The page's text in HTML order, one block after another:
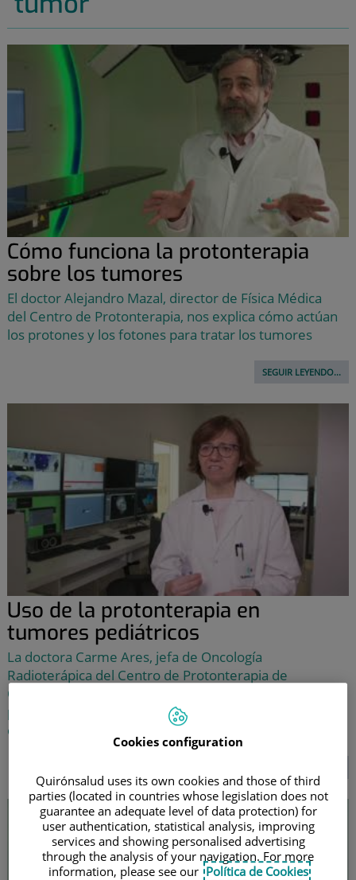
Cómo funciona la protonterapia
sobre los tumores
El doctor Alejandro Mazal, director de Física Médica
del Centro de Protonterapia, nos explica cómo actúan
los protones y los fotones para tratar los tumores
SEGUIR LEYENDO...
Uso de la protonterapia en
tumores pediátricos
La doctora Carme Ares, jefa de Oncología
Radioterápica del Centro de Protonterapia de
Quirónsalud, nos explica por qué la terapia de
protones es tan beneficiosa en el tratamiento del
cáncer en la infancia
Cookies configuration
Quirónsalud uses its own cookies and those of third
parties (located in countries whose legislation does not
guarantee an adequate level of data protection) for
user authentication, statistical analysis, improving
services and showing personalised advertising
through the analysis of your navigation. For more
information, please see our Política de Cookies